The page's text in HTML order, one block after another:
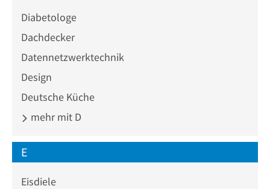
Diabetologe
Dachdecker
Datennetzwerktechnik
Design
Deutsche Küche
mehr mit D
E
Eisdiele